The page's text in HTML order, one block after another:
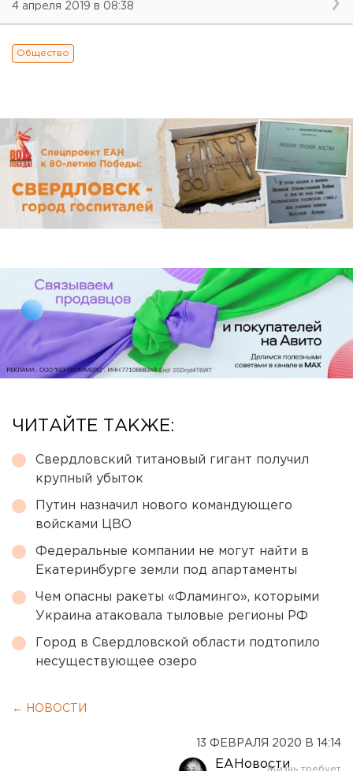
4 апреля 2019 в 08:38
Общество
ЧИТАЙТЕ ТАКЖЕ:
Свердловский титановый гигант получил
крупный убыток
Путин назначил нового командующего
войсками ЦВО
Федеральные компании не могут найти в
Екатеринбурге земли под апартаменты
Чем опасны ракеты «Фламинго», которыми
Украина атаковала тыловые регионы РФ
Город в Свердловской области подтопило
несуществующее озеро
← НОВОСТИ
13 ФЕВРАЛЯ 2020 В 14:14
ЕАНовости